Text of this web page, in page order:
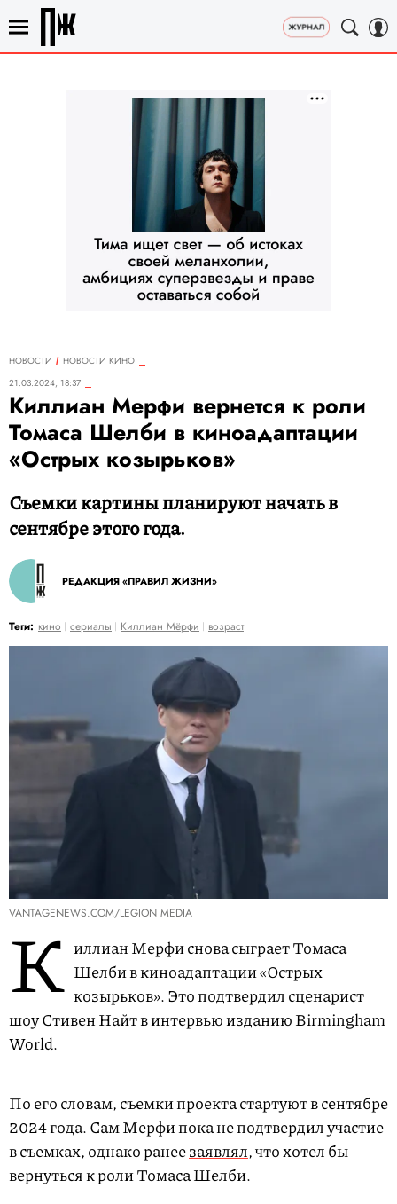
НОВОСТИ
НОВОСТИ КИНО
21.03.2024, 18:37
Киллиан Мерфи вернется к роли
Томаса Шелби в киноадаптации
«Острых козырьков»
Съемки картины планируют начать в
сентябре этого года.
РЕДАКЦИЯ «ПРАВИЛ ЖИЗНИ»
Теги: кино сериалы Киллиан Мёрфи возраст
VANTAGENEWS.COM/LEGION MEDIA
К иллиан Мерфи снова сыграет Томаса
Шелби в киноадаптации «Острых
козырьков». Этоподтвердилсценарист
шоу Стивен Найт в интервью изданию Birmingham
World.
По его словам, съемки проекта стартуют в сентябре
2024 года. Сам Мерфи пока не подтвердил участие
в съемках, однако ранеезаявлял, что хотел бы
вернуться к роли Томаса Шелби.